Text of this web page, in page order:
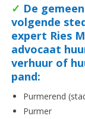
✓ De
volgende
expert Ries
advocaat
verhuur of
pand:
Purmerend
Purmer